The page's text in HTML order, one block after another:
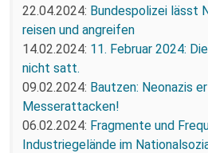
22.04.2024: Bundespolizei lässt
reisen und angreifen
14.02.2024: 11. Februar 2024:
nicht satt.
09.02.2024: Bautzen: Neonazis
Messerattacken!
06.02.2024: Fragmente und
Industriegelände im